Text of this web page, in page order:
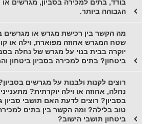
בודד, בתים למכירה בסביון, מגרשים
הגבוהה ביותר.
מה הקשר בין רכישת מגרש או מגרשים
שטח המגרש אחוזה מפוארת, וילה או
יוקרה בבית בנוי על מגרש של נחלה
ביטחון? בתים למכירה בסביון ביטחון
רוצים לקנות ולבנות על מגרשים
נחלה, אחוזה או וילה יוקרתית?
בסביון? רוצים לדעת האם תושבי סביון
טוב בלילה? ומה הקשר בין בתים למכירה
ביטחון תושבי הישוב?